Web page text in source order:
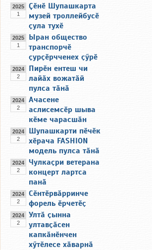
2025
1
Ҫӗнӗ Шупашкарта
музей троллейбусӗ
ҫула тухӗ
2025
1
Ыран общество
транспорчӗ
ҫурҫӗрчченех ҫӳрӗ
2024
2
Пирӗн ентеш чи
лайӑх вожатӑй
пулса тӑнӑ
2024
2
Ачасене
аслисемсӗр шыва
кӗме чарасшӑн
2024
2
Шупашкарти пӗчӗк
хӗрача FASHION
модель пулса тӑнӑ
2024
2
Чулкаҫри ветерана
концерт лартса
панӑ
2024
2
Сӗнтӗрвӑрринче
форель ӗрчетӗҫ
2024
2
Ултӑ ҫынна
ултавҫӑсен
капкӑнӗнчен
хӳтӗлесе хӑварнӑ